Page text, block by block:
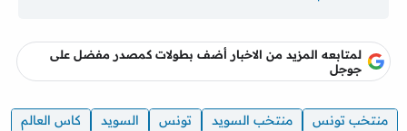
لمتابعه المزيد من الاخبار أضف بطولات كمصدر مفضل على
جوجل
منتخب تونس منتخب السويد تونس السويد
كاس العالم